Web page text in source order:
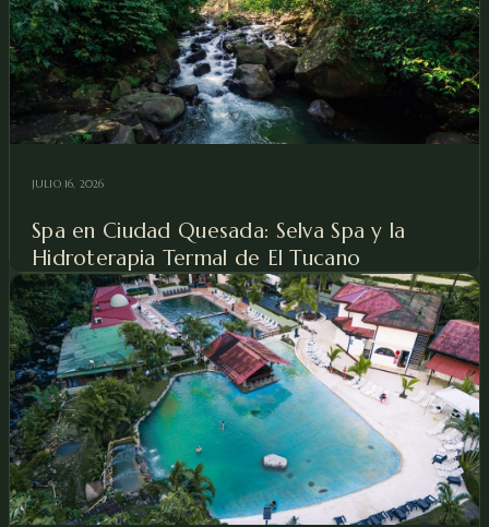
JULIO 16, 2026
Spa en Ciudad Quesada: Selva Spa y la
Hidroterapia Termal de El Tucano